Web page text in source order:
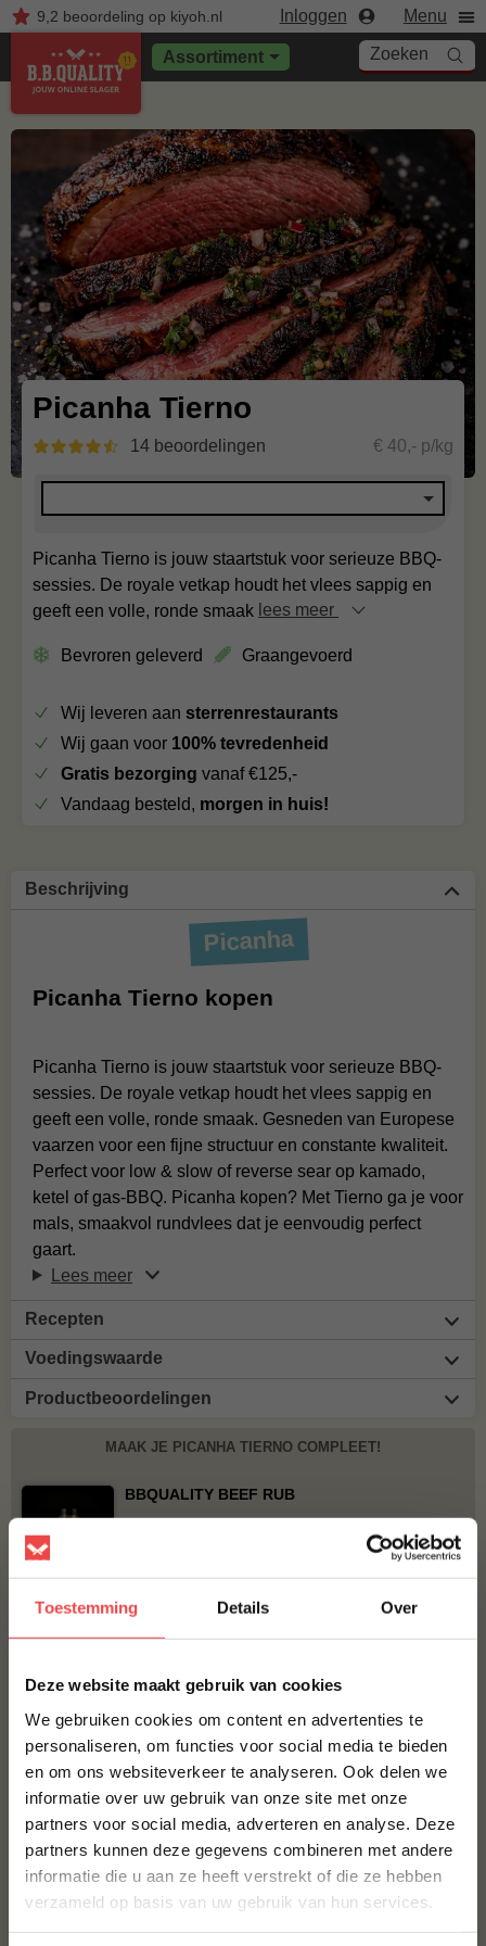
Toestemming Details Over
Deze website maakt gebruik van cookies
We gebruiken cookies om content en advertenties te
personaliseren, om functies voor social media te bieden
en om ons websiteverkeer te analyseren. Ook delen we
informatie over uw gebruik van onze site met onze
partners voor social media, adverteren en analyse. Deze
partners kunnen deze gegevens combineren met andere
informatie die u aan ze heeft verstrekt of die ze hebben
verzameld op basis van uw gebruik van hun services.
9,2 beoordelingop kiyoh.nl Inloggen Menu
Assortiment Zoeken
Picanha Tierno
14 beoordelingen € 40,- p/kg
Picanha Tierno is jouw staartstuk voor serieuze BBQ-
sessies. De royale vetkap houdt het vlees sappig en
geeft een volle, ronde smaak lees meer
Bevroren geleverd Graangevoerd
Wij leveren aan sterrenrestaurants
Wij gaan voor 100% tevredenheid
Gratis bezorging vanaf €125,-
Vandaag besteld, morgen in huis!
Beschrijving
Picanha
Picanha Tierno kopen
Picanha Tierno is jouw staartstuk voor serieuze BBQ-
sessies. De royale vetkap houdt het vlees sappig en
geeft een volle, ronde smaak. Gesneden van Europese
vaarzen voor een fijne structuur en constante kwaliteit.
Perfect voor low & slow of reverse sear op kamado,
ketel of gas-BBQ. Picanha kopen? Met Tierno ga je voor
mals, smaakvol rundvlees dat je eenvoudig perfect
gaart.
Lees meer
Recepten
Voedingswaarde
Productbeoordelingen
MAAK JE PICANHA TIERNO COMPLEET!
BBQUALITY BEEF RUB
€ 9,95
Bestel alles
Procureur
Jalapeño cheddar worst
(41)
10% korting op je
eerste bestelling*
Schrijf je in voor onze nieuwsbrief en ontvang direct
10% korting op jouw eerste bestelling.